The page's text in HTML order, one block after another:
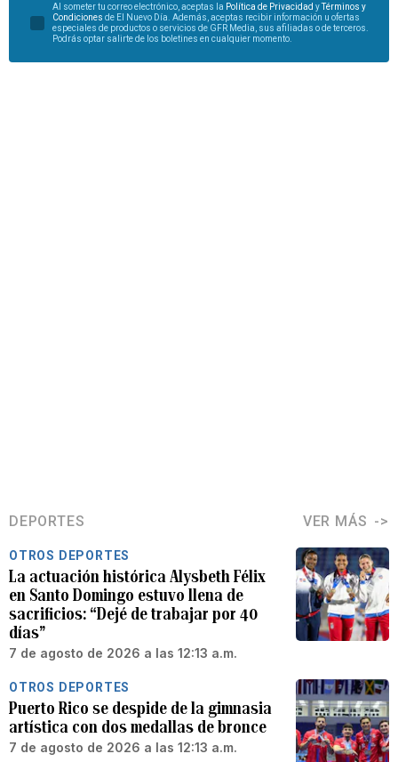
Al someter tu correo electrónico, aceptas la Política de Privacidad y
Términos y
Condiciones de El Nuevo Día. Además, aceptas recibir información u ofertas
especiales de productos o servicios de GFR Media, sus afiliadas o de terceros.
Podrás optar salirte de los boletines en cualquier momento.
DEPORTES VER MÁS
OTROS DEPORTES
La actuación histórica Alysbeth Félix
en Santo Domingo estuvo llena de
sacrificios: “Dejé de trabajar por 40
días”
7 de agosto de 2026 a las 12:13 a.m.
OTROS DEPORTES
Puerto Rico se despide de la gimnasia
artística con dos medallas de bronce
7 de agosto de 2026 a las 12:13 a.m.